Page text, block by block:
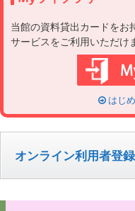
当館の資料貸出カードをお
サービスをご利用いただけ
はじ
オンライン利用者登